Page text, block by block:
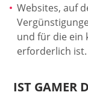
Websites, auf
und für die ein
erforderlich ist.
IST GAMER